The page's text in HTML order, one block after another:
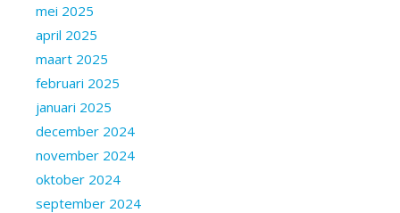
mei 2025
april 2025
maart 2025
februari 2025
januari 2025
december 2024
november 2024
oktober 2024
september 2024